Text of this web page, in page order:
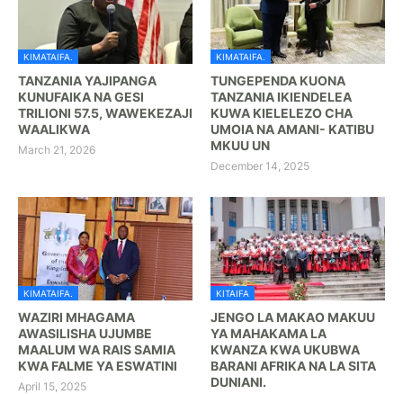
KIMATAIFA.
TANZANIA YAJIPANGA
KUNUFAIKA NA GESI
TRILIONI 57.5, WAWEKEZAJI
WAALIKWA
March 21, 2026
KIMATAIFA.
TUNGEPENDA KUONA
TANZANIA IKIENDELEA
KUWA KIELELEZO CHA
UMOIA NA AMANI- KATIBU
MKUU UN
December 14, 2025
KIMATAIFA.
WAZIRI MHAGAMA
AWASILISHA UJUMBE
MAALUM WA RAIS SAMIA
KWA FALME YA ESWATINI
April 15, 2025
KITAIFA
JENGO LA MAKAO MAKUU
YA MAHAKAMA LA
KWANZA KWA UKUBWA
BARANI AFRIKA NA LA SITA
DUNIANI.